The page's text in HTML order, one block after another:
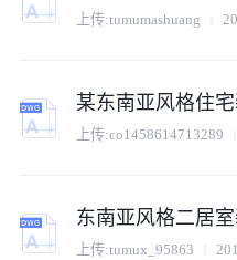
上传:tumumashuang
某东南亚风格住
上传:co1458614713289
东南亚风格二居
上传:tumux_95863